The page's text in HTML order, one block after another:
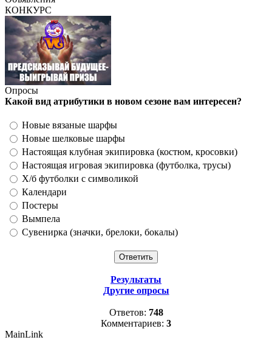
КОНКУРС
Опросы
Какой вид атрибутики в новом сезоне вам интересен?
Новые вязаные шарфы
Новые шелковые шарфы
Настоящая клубная экипировка (костюм, кросовки)
Настоящая игровая экипировка (футболка, трусы)
Х/б футболки с символикой
Календари
Постеры
Вымпела
Сувенирка (значки, брелоки, бокалы)
Результаты
Другие опросы
Ответов: 748
Комментариев: 3
MainLink